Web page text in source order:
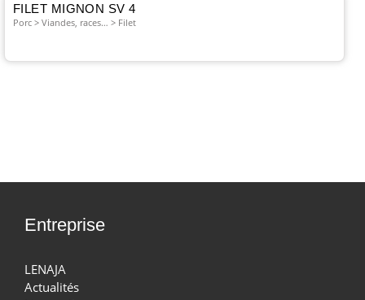
FILET MIGNON SV 4
Porc > Viandes, races… > Filet
Entreprise
LENAJA
Actualités